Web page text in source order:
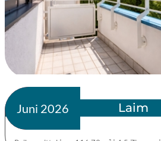
verkauft
Juni 2026 Laim